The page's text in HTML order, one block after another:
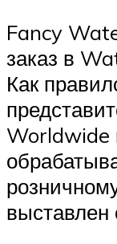
Fancy
заказ в
Как
Worldwide
выставлен